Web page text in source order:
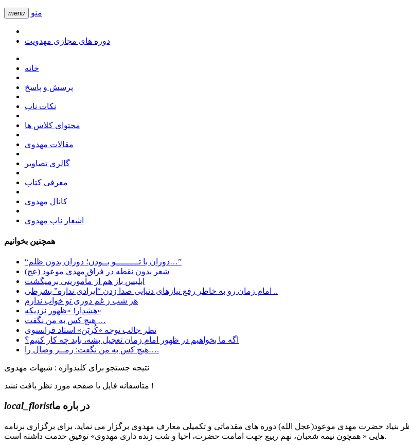
menu منو
دوره های مجازی مهدویت
خانه
پرسش و پاسخ
نکات ناب
محتوای کلاس ها
مقالات مهدوی
گالری تصاویر
معرفی کتاب
کانال مهدوی
اشعار ناب مهدوی
همچنین بخوانیم
“دوران با تـــــــــو بــودن؛ دوران بدون ظلم…”
شعر بدون نقطه در فراق مهدی موعود (عج)
ابليس باز هم از مأموريتی برمیگشت
امام زمان رو به خاطر رفع نیازهای دنیایی صدا زدن “ایرادی نداره” بشرطی ..
هر شب ز غم دوری تو خواب ندارم
هشدار! «ظهور نزدیکه»
هیچ کس به من نگفت …
نظر جالب توجه «کُربَن» استاد فرانسوی
اگه ما بخواهیم در ظهور امام زمان تعجیل بشه، باید چه کار کنیم؟
هیچ کس به من نگفت: رمــز وصال را….
نتیجه جستجو برای کلیدواژه : شبهات مهدوی
متاسفانه فایل یا صفحه مورد نظر یافت نشد !
local_floristدر باره ما
مقدس ) در سال ۱۳۹۲ تاسیس گردیده و زیر نظر بنیاد حضرت مهدی موعود(عجل الله) دوره های مقدماتی و تکمیلی معارف مهدوی برگزار می نماید. برای برگزاری برنامه
هایی « همچون نیمه شعبان، نهم ربیع جهت امامت حضرت، احیا و شب زنده داری مهدوی» توفیق خدمت داشته است.